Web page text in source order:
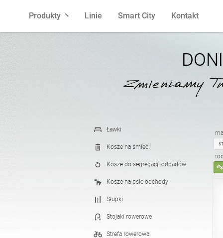
Produkty
Stojaki
Linie Smart City Kontakt
Ławki
Kosze na śmieci
Kosze do segregacji odpadów
Kosze na psie odchody
Słupki
Stojaki rowerowe
Strefa rowerowa